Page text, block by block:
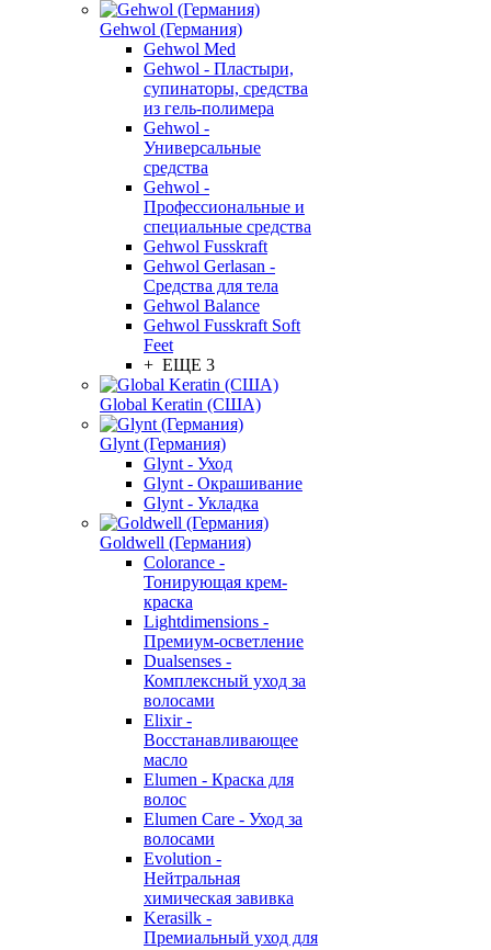
Gehwol (Германия)
Gehwol Med
Gehwol - Пластыри,
супинаторы, средства
из гель-полимера
Gehwol -
Универсальные
средства
Gehwol -
Профессиональные и
специальные средства
Gehwol Fusskraft
Gehwol Gerlasan -
Средства для тела
Gehwol Balance
Gehwol Fusskraft Soft
Feet
+ ЕЩЕ 3
Global Keratin (США)
Glynt (Германия)
Glynt - Уход
Glynt - Окрашивание
Glynt - Укладка
Goldwell (Германия)
Colorance -
Тонирующая крем-
краска
Lightdimensions -
Премиум-осветление
Dualsenses -
Комплексный уход за
волосами
Elixir -
Восстанавливающее
масло
Elumen - Краска для
волос
Elumen Care - Уход за
волосами
Evolution -
Нейтральная
химическая завивка
Kerasilk -
Премиальный уход для